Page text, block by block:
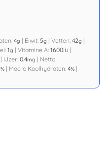
4g | Eiwit: 5g |Vetten:42g |
1g |Vitamine A:1600IU |
| IJzer:0.4mg | Netto
% | Macro Koolhydraten:4% |